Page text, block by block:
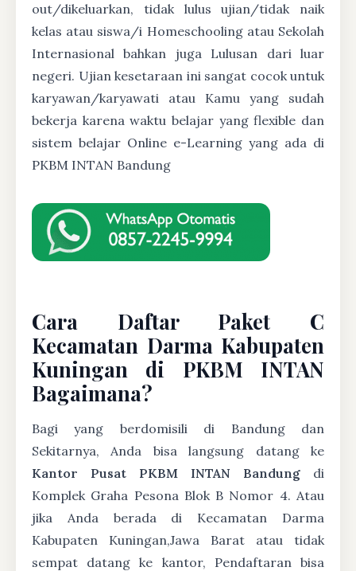
out/dikeluarkan, tidak lulus ujian/tidak naik
kelas atau siswa/i Homeschooling atau Sekolah
Internasional bahkan juga Lulusan dari luar
negeri. Ujian kesetaraan ini sangat cocok untuk
karyawan/karyawati atau Kamu yang sudah
bekerja karena waktu belajar yang flexible dan
sistem belajar Online e-Learning yang ada di
PKBM INTAN Bandung
Cara Daftar Paket C
Kecamatan Darma Kabupaten
Kuningan di PKBM INTAN
Bagaimana?
Bagi yang berdomisili di Bandung dan
Sekitarnya, Anda bisa langsung datang ke
Kantor Pusat PKBM INTAN Bandung di
Komplek Graha Pesona Blok B Nomor 4. Atau
jika Anda berada di Kecamatan Darma
Kabupaten Kuningan,Jawa Barat atau tidak
sempat datang ke kantor, Pendaftaran bisa